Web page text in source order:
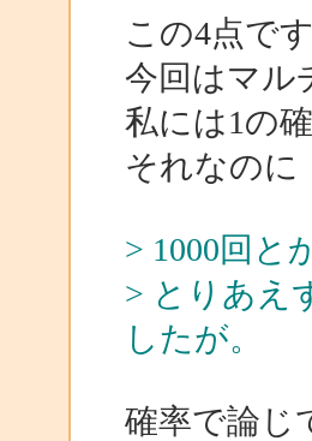
この4点です
今回はマル
私には1の
それなのに
> 1000回と
> とりあえ
したが。
確率で論じ